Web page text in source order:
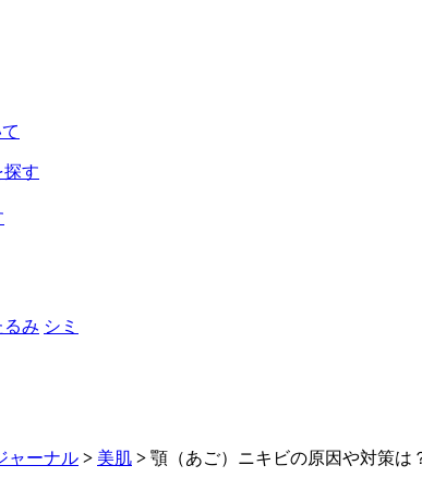
探す
るみ シミ
ャーナル > 美肌 > 顎（あご）ニキビの原因や対策は